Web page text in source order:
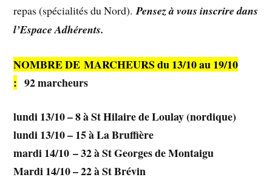
repas (spécialités du Nord).Pensez à vous inscrire dans
l’Espace Adhérents.
NOMBRE DE MARCHEURS du 13/10 au 19/10
: 92 marcheurs
lundi 13/10 – 8 à St Hilaire de Loulay (nordique)
lundi 13/10 – 15 à La Bruffière
mardi 14/10 – 32 à St Georges de Montaigu
Mardi 14/10 – 22 à St Brévin